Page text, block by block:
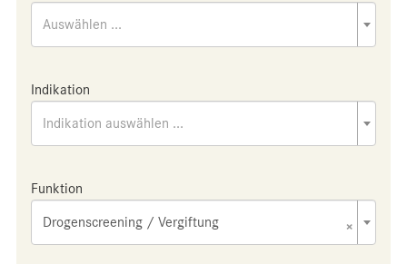
Auswählen ...
Indikation
Indikation auswählen ...
Funktion
×
Drogenscreening / Vergiftung